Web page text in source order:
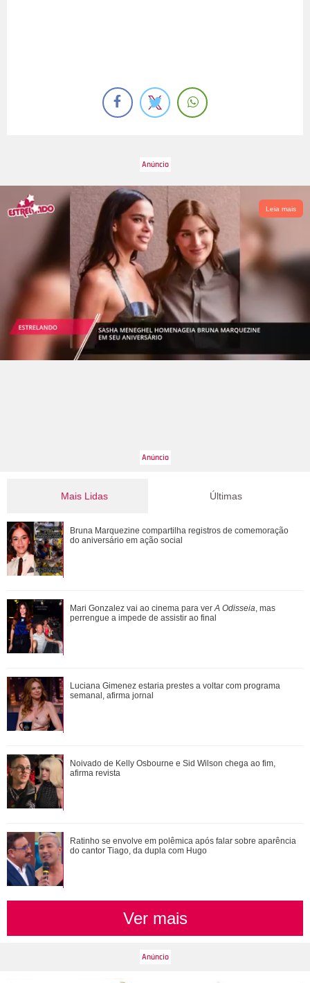
Leia mais
Mais Lidas
Tony Ramos faz homenagem em aniversário de Nathalia
Timberg
De galã de novelas a problemas com substâncias
químicas... Veja as polêmicas que rondam R...
Shawn Mendes, João Guilherme, Enzo Celulari... Relembre
os amores - e affairs - de Bruna Mar...
Assumidos! Kylian Mbappé abre álbum de fotos e noite de
cinema brasileiro com Ester Expósi...
Mari Gonzalez vai ao cinema para ver A Odisseia, mas
perrengue a impede de assistir ao final
Últimas
Bruna Marquezine compartilha registros de comemoração
do aniversário em ação social
Mari Gonzalez vai ao cinema para verA Odisseia, mas
perrengue a impede de assistir ao final
Luciana Gimenez estaria prestes a voltar com programa
semanal, afirma jornal
Noivado de Kelly Osbourne e Sid Wilson chega ao fim,
afirma revista
Ratinho se envolve em polêmica após falar sobre aparência
do cantor Tiago, da dupla com Hugo
Ver mais